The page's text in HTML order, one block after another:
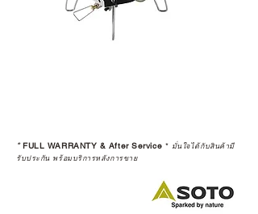
*FULL WARRANTY & After Service * มั่นใจได้กับสินค้ามี
รับประกัน พร้อมบริการหลังการขาย